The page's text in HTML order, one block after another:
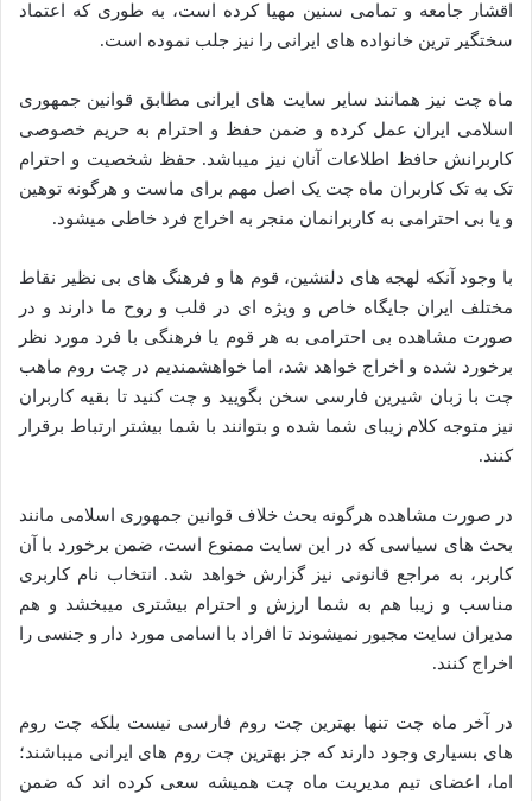
اقشار جامعه و تمامی سنین مهیا کرده است، به طوری که اعتماد
سختگیر ترین خانواده های ایرانی را نیز جلب نموده است.
ماه چت نیز همانند سایر سایت های ایرانی مطابق قوانین جمهوری
اسلامی ایران عمل کرده و ضمن حفظ و احترام به حریم خصوصی
کاربرانش حافظ اطلاعات آنان نیز میباشد. حفظ شخصیت و احترام
تک به تک کاربران ماه چت یک اصل مهم برای ماست و هرگونه توهین
و یا بی احترامی به کاربرانمان منجر به اخراج فرد خاطی میشود.
با وجود آنکه لهجه های دلنشین، قوم ها و فرهنگ های بی نظیر نقاط
مختلف ایران جایگاه خاص و ویژه ای در قلب و روح ما دارند و در
صورت مشاهده بی احترامی به هر قوم یا فرهنگی با فرد مورد نظر
برخورد شده و اخراج خواهد شد، اما خواهشمندیم در چت روم ماهب
چت با زبان شیرین فارسی سخن بگویید و چت کنید تا بقیه کاربران
نیز متوجه کلام زیبای شما شده و بتوانند با شما بیشتر ارتباط برقرار
کنند.
در صورت مشاهده هرگونه بحث خلاف قوانین جمهوری اسلامی مانند
بحث های سیاسی که در این سایت ممنوع است، ضمن برخورد با آن
کاربر، به مراجع قانونی نیز گزارش خواهد شد. انتخاب نام کاربری
مناسب و زیبا هم به شما ارزش و احترام بیشتری میبخشد و هم
مدیران سایت مجبور نمیشوند تا افراد با اسامی مورد دار و جنسی را
اخراج کنند.
در آخر ماه چت تنها بهترین چت روم فارسی نیست بلکه چت روم
های بسیاری وجود دارند که جز بهترین چت روم های ایرانی میباشند؛
اما، اعضای تیم مدیریت ماه چت همیشه سعی کرده اند که ضمن